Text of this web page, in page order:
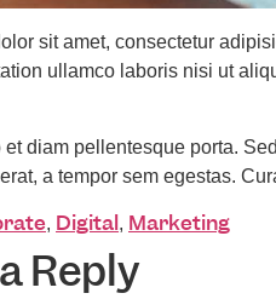
sit amet, consectetur
ullamco laboris nisi ut
et diam pellentesque porta.
a tempor sem egestas.
, Digital, Marketing
Reply